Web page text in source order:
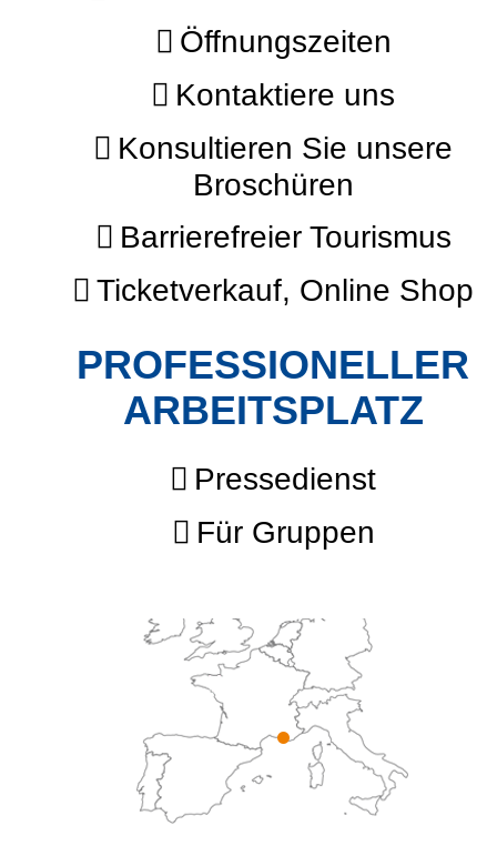
Öffnungszeiten
Kontaktiere uns
Konsultieren Sie unsere
Broschüren
Barrierefreier Tourismus
Ticketverkauf, Online Shop
PROFESSIONELLER
ARBEITSPLATZ
Pressedienst
Für Gruppen